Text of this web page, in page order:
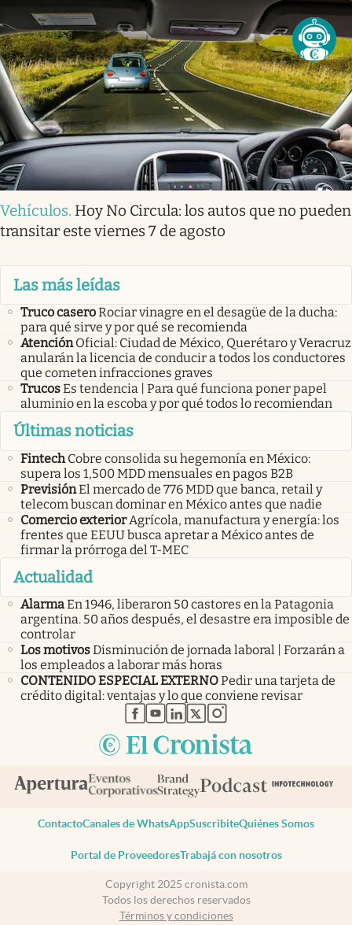
Vehículos. Hoy No Circula: los autos que no pueden
transitar este viernes 7 de agosto
Las más leídas
Truco caseroRociar vinagre en el desagüe de la ducha:
para qué sirve y por qué se recomienda
Atención Oficial: Ciudad de México, Querétaro y Veracruz
anularán la licencia de conducir a todos los conductores
que cometen infracciones graves
TrucosEs tendencia | Para qué funciona poner papel
aluminio en la escoba y por qué todos lo recomiendan
Últimas noticias
Fintech Cobre consolida su hegemonía en México:
supera los 1,500 MDD mensuales en pagos B2B
PrevisiónEl mercado de 776 MDD que banca, retail y
telecom buscan dominar en México antes que nadie
Comercio exterior Agrícola, manufactura y energía: los
frentes que EEUU busca apretar a México antes de
firmar la prórroga del T-MEC
Actualidad
AlarmaEn 1946, liberaron 50 castores en la Patagonia
argentina. 50 años después, el desastre era imposible de
controlar
Los motivosDisminución de jornada laboral | Forzarán a
los empleados a laborar más horas
CONTENIDO ESPECIAL EXTERNOPedir una tarjeta de
crédito digital: ventajas y lo que conviene revisar
abre en nueva pestaña
abre en nueva pestaña
abre en nueva pestaña
abre en nueva pestaña
abre en nueva pestaña
ContactoCanales de WhatsAppSuscribiteQuiénes Somos
Portal de ProveedoresTrabajá con nosotros
Copyright 2025 cronista.com
Todos los derechos reservados
Términos y condiciones